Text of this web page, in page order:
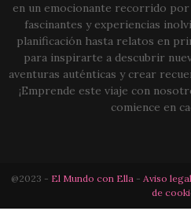
en un emocionante recorrido
fascinantes y experiencias
planificación hasta relatos en
para inspirarte a descubrir
aventuras auténticas y crear
¡Emprende este viaje con
comience en
@2023 - El Mundo con Ella - Aviso legal
de